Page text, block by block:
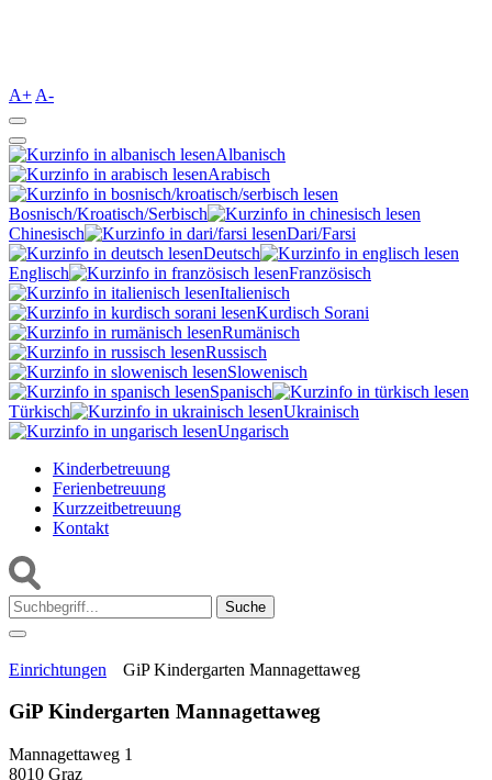
A+ A-
Albanisch
Arabisch
Bosnisch/Kroatisch/Serbisch
Chinesisch
Dari/Farsi
Deutsch
Englisch
Französisch
Italienisch
Kurdisch Sorani‎
Rumänisch
Russisch
Slowenisch
Spanisch
Türkisch
Ukrainisch
Ungarisch
Kinderbetreuung
Ferienbetreuung
Kurzzeitbetreuung
Kontakt
Suche:
Einrichtungen GiP Kindergarten Mannagettaweg
GiP Kindergarten Mannagettaweg
Mannagettaweg 1
8010 Graz